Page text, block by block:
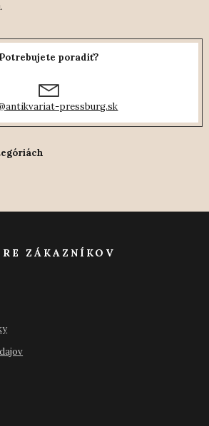
Potrebujete poradiť?
pressburg.sk
ZÁKAZNÍKOV